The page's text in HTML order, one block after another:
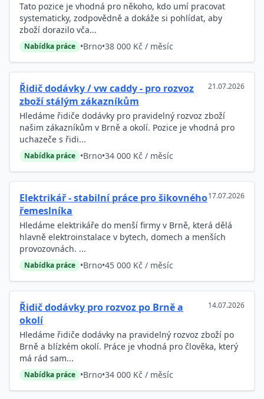
Tato pozice je vhodná pro někoho, kdo umí pracovat
systematicky, zodpovědně a dokáže si pohlídat, aby
zboží dorazilo vča...
Nabídka práce •Brno•38 000 Kč / měsíc
Řidič dodávky / vw caddy - pro rozvoz
zboží stálým zákazníkům
21.07.2026
Hledáme řidiče dodávky pro pravidelný rozvoz zboží
našim zákazníkům v Brně a okolí. Pozice je vhodná pro
uchazeče s řidi...
Nabídka práce •Brno•34 000 Kč / měsíc
Elektrikář - stabilní práce pro šikovného
řemeslníka
17.07.2026
Hledáme elektrikáře do menší firmy v Brně, která dělá
hlavně elektroinstalace v bytech, domech a menších
provozovnách. ...
Nabídka práce •Brno•45 000 Kč / měsíc
Řidič dodávky pro rozvoz po Brně a
okolí
14.07.2026
Hledáme řidiče dodávky na pravidelný rozvoz zboží po
Brně a blízkém okolí. Práce je vhodná pro člověka, který
má rád sam...
Nabídka práce •Brno•34 000 Kč / měsíc